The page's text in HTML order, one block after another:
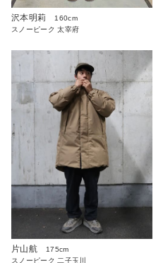
沢本明莉
160cm
スノーピーク 太宰府
片山航
175cm
スノーピーク 二子玉川